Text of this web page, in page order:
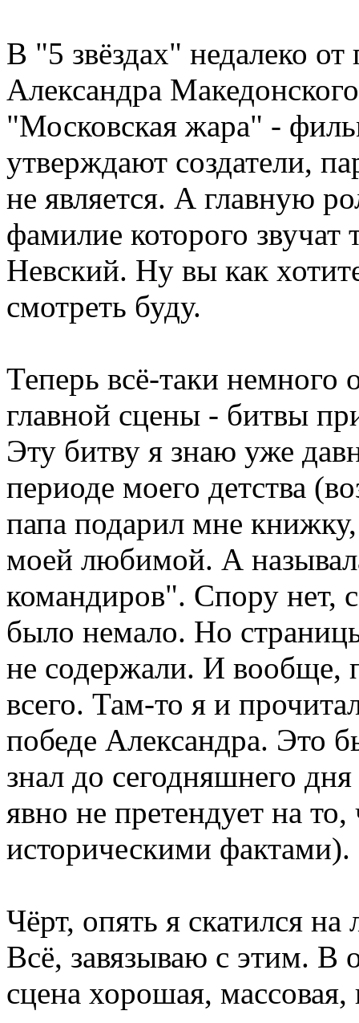
В "5 звёздах" недалеко
Александра
"Московская жара" -
утверждают создатели,
не является. А главную
фамилие которого
Невский. Ну вы как
смотреть буду.
Теперь всё-таки
главной сцены - битвы
Эту битву я знаю уже
периоде моего детства
папа подарил мне книжку,
моей любимой. А
командиров". Спору нет,
было немало. Но
не содержали. И вообще,
всего. Там-то я и
победе Александра. Это
знал до сегодняшнего
явно не претендует на
историческими фактами).
Чёрт, опять я скатился
Всё, завязываю с этим. В
сцена хорошая,